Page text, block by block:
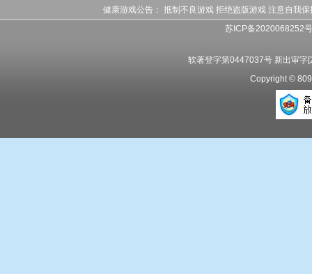
健康游戏公告： 抵制不良游戏 拒绝盗版游戏 注意自我
苏ICP备2020068252
软著登字第0447037号 新出审
Copyright ©